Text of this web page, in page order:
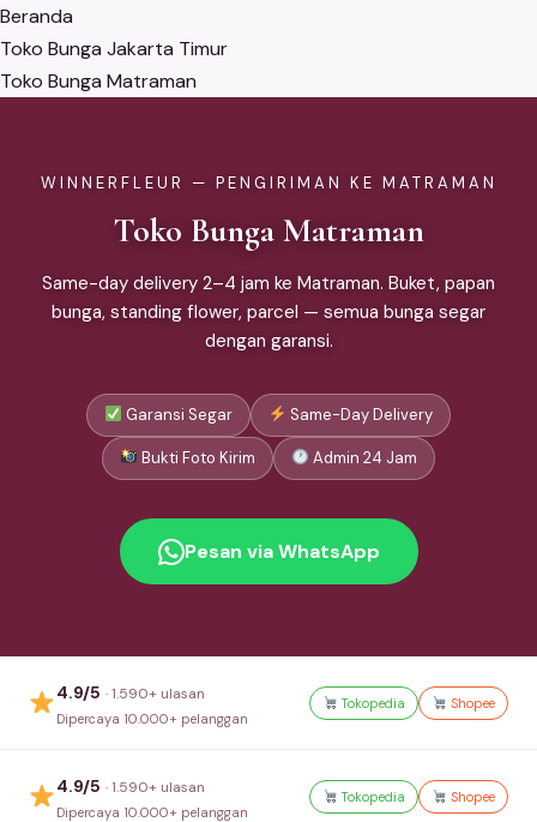
Beranda
Toko Bunga Jakarta Timur
Toko Bunga Matraman
WINNERFLEUR — PENGIRIMAN KE MATRAMAN
Toko Bunga Matraman
Same-day delivery 2–4 jam ke Matraman. Buket, papan
bunga, standing flower, parcel — semua bunga segar
dengan garansi.
Garansi Segar Same-Day Delivery
Bukti Foto Kirim Admin 24 Jam
Pesan via WhatsApp
4.9/5 · 1.590+ ulasan
Dipercaya 10.000+ pelanggan
Tokopedia Shopee
4.9/5 · 1.590+ ulasan
Dipercaya 10.000+ pelanggan
Tokopedia Shopee